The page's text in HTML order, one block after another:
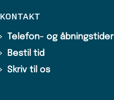
KONTAKT
Telefon- og åbningstider
Bestil tid
Skriv til os